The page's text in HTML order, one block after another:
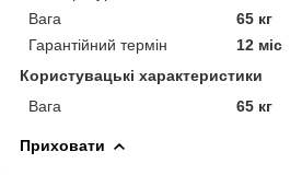
Вага
65 кг
Гарантійний термін
12 міс
Користувацькі характеристики
Вага
65 кг
Приховати